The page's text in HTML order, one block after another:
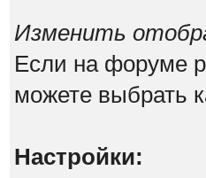
Изменить
Если на форуме
можете выбрать
Настройки: